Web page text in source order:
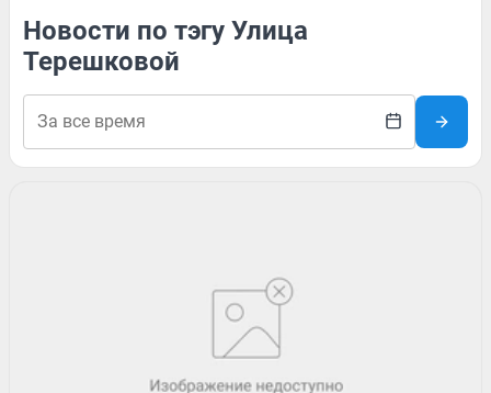
Новости по тэгу Улица
Терешковой